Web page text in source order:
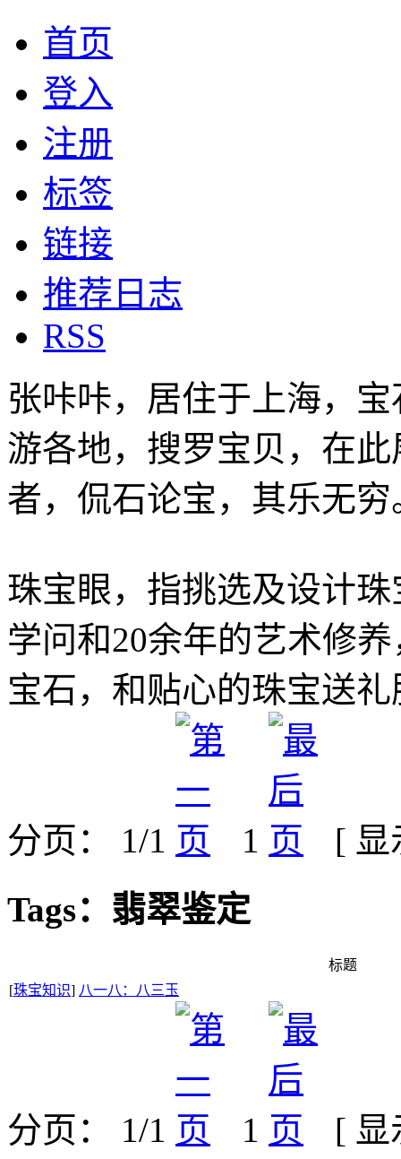
首页
登入
注册
标签
链接
推荐日志
RSS
张咔咔，居住于上海，
游各地，搜罗宝贝，在
者，侃石论宝，其乐无穷
珠宝眼，指挑选及设计
学问和20余年的艺术修
宝石，和贴心的珠宝送
分页： 1/1 1
[
Tags：翡翠鉴定
标题
[珠宝知识] 八一八：八三玉
分页： 1/1 1 [